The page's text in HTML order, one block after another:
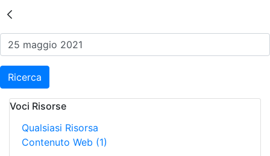
Risultati della Ricerca -
Ricerca
Voci Risorse
Qualsiasi Risorsa
Contenuto Web (1)